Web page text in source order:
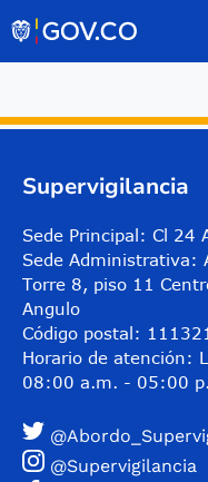
Supervigilancia
Sede Principal: Cl 24
Sede Administrativa:
Torre 8, piso 11
Angulo
Código postal: 111321
Horario de atención:
08:00 a.m. - 05:00
@Supervigilancia